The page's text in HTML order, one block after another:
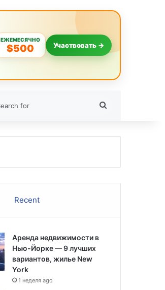
ЕЖЕМЕСЯЧНО
$500 Участвовать →
Recent
Аренда недвижимости в
Нью-Йорке — 9 лучших
вариантов, жилье New
York
1 неделя ago